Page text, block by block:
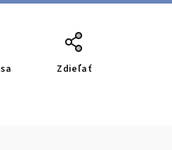
Zdieľať